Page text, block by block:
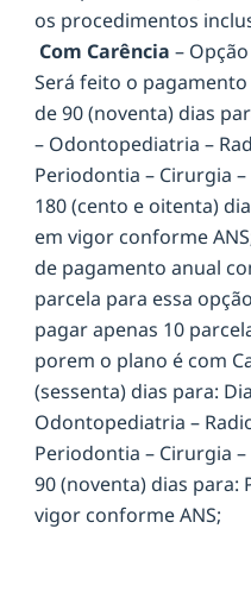
os procedimentos
Com Carência –
Será feito o pagamento
de 90 (noventa) dias
– Odontopediatria –
Periodontia – Cirurgia
180 (cento e oitenta)
em vigor conforme
de pagamento anual
parcela para essa
pagar apenas 10
porem o plano é com
(sessenta) dias para:
Odontopediatria –
Periodontia – Cirurgia
90 (noventa) dias para:
vigor conforme ANS;